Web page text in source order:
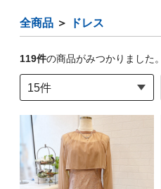
全商品 ＞ ドレス
119件の商品がみつかりました。